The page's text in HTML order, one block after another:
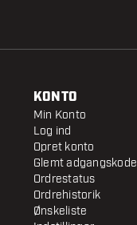
KONTO
Min Konto
Log ind
Opret konto
Glemt adgangskode
Ordrestatus
Ordrehistorik
Ønskeliste